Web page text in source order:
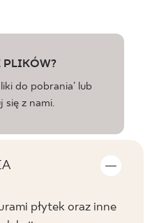
PLIKÓW?
do pobrania' lub
z nami.
płytek oraz inne